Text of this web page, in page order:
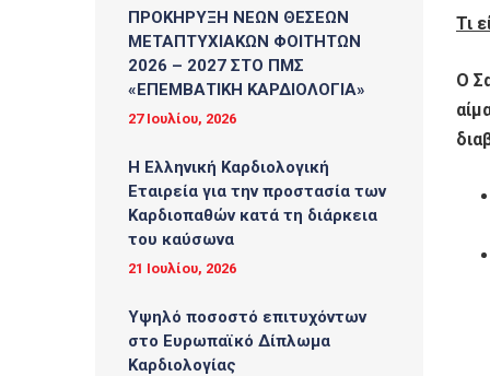
Τι
Ο
ΠΡΟΚΗΡΥΞΗ ΝΕΩΝ ΘΕΣΕΩΝ
ΜΕΤΑΠΤΥΧΙΑΚΩΝ ΦΟΙΤΗΤΩΝ
2026 – 2027 ΣΤΟ ΠΜΣ
«ΕΠΕΜΒΑΤΙΚΗ ΚΑΡΔΙΟΛΟΓΙΑ»
27 Ιουλίου, 2026
Η Ελληνική Καρδιολογική
Εταιρεία για την προστασία των
Καρδιοπαθών κατά τη διάρκεια
του καύσωνα
21 Ιουλίου, 2026
Υψηλό ποσοστό επιτυχόντων
στο Ευρωπαϊκό Δίπλωμα
Καρδιολογίας